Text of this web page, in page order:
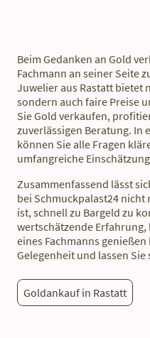
Beim Gedanken an Gold
Fachmann an seiner Seite
Juwelier aus Rastatt bietet
sondern auch faire Preise
Sie Gold verkaufen,
zuverlässigen Beratung. In
können Sie alle Fragen
umfangreiche
Zusammenfassend lässt
bei Schmuckpalast24
ist, schnell zu Bargeld zu
wertschätzende
eines Fachmanns
Gelegenheit und lassen
Goldankauf in Rastatt